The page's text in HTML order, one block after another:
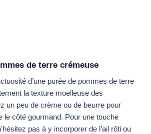
de terre crémeuse
d’une purée de pommes de terre
la texture moelleuse des
un peu de crème ou de beurre pour
le côté gourmand. Pour une touche
pas à y incorporer de l’ail rôti ou